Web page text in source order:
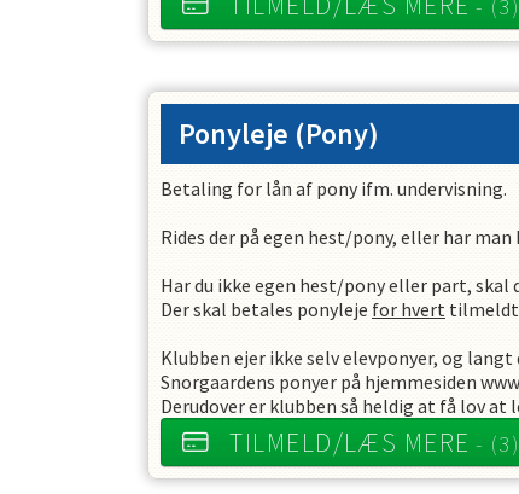
- (3)
Ponyleje (Pony)
Betaling for lån af pony ifm. undervisning.
Rides der på egen hest/pony, eller har
Har du ikke egen hest/pony eller part,
Der skal betales ponyleje for hvert tilmeldt
Klubben ejer ikke selv elevponyer, og
Snorgaardens ponyer på hjemmesiden
Derudover er klubben så heldig at få lov
TILMELD/LÆS MERE - (3)